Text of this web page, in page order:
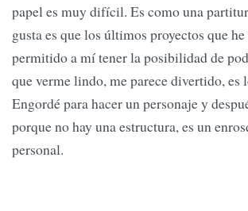
papel es muy difícil. Es como una
gusta es que los últimos proyectos que
permitido a mí tener la posibilidad de
que verme lindo, me parece divertido, es
Engordé para hacer un personaje y
porque no hay una estructura, es un
personal.